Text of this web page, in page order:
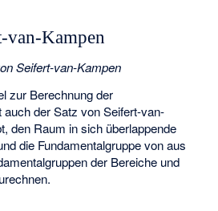
van-Kampen
Seifert-van-Kampen
zur Berechnung der
auch der Satz von Seifert-van-
den Raum in sich überlappende
die Fundamentalgruppe vonaus
der Bereiche und